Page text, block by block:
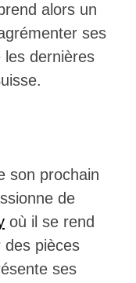
alors un
ses
les dernières
son prochain
de
où il se rend
des pièces
ses